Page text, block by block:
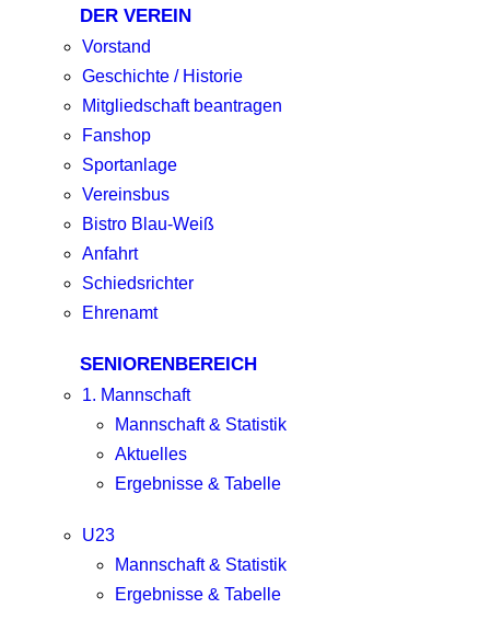
DER VEREIN
Vorstand
Geschichte / Historie
Mitgliedschaft beantragen
Fanshop
Sportanlage
Vereinsbus
Bistro Blau-Weiß
Anfahrt
Schiedsrichter
Ehrenamt
SENIORENBEREICH
1. Mannschaft
Mannschaft & Statistik
Aktuelles
Ergebnisse & Tabelle
U23
Mannschaft & Statistik
Ergebnisse & Tabelle